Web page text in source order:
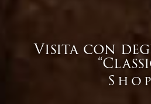
Visita con
Shop